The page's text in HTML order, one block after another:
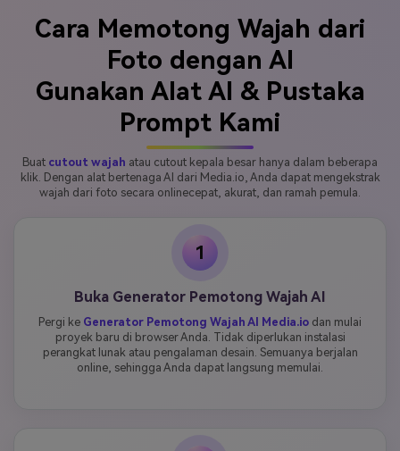
Cara Memotong Wajah dari
Foto dengan AI
Gunakan Alat AI & Pustaka
Prompt Kami
Buat cutout wajah atau cutout kepala besar hanya dalam beberapa
klik. Dengan alat bertenaga AI dari Media.io, Anda dapat mengekstrak
wajah dari foto secara onlinecepat, akurat, dan ramah pemula.
1
Buka Generator Pemotong Wajah AI
Pergi ke Generator Pemotong Wajah AI Media.io dan mulai
proyek baru di browser Anda. Tidak diperlukan instalasi
perangkat lunak atau pengalaman desain. Semuanya berjalan
online, sehingga Anda dapat langsung memulai.